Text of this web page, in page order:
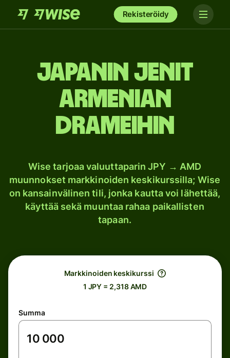
Rekisteröidy
Japanin jenit
Armenian
drameihin
Wise tarjoaa valuuttaparin JPY → AMD
muunnokset markkinoiden keskikurssilla; Wise
on kansainvälinen tili, jonka kautta voi lähettää,
käyttää sekä muuntaa rahaa paikallisten
tapaan.
Markkinoiden keskikurssi
1 JPY = 2,318 AMD
Summa